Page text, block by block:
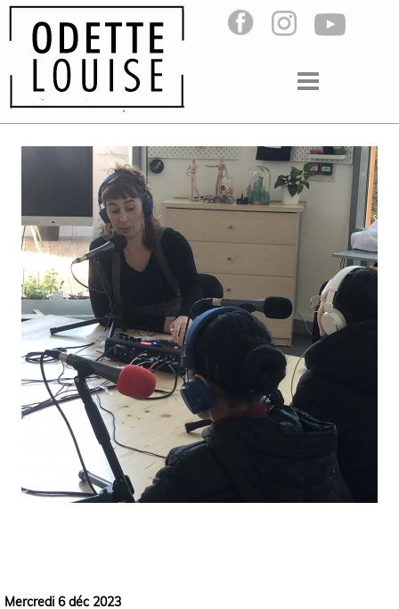
Mercredi 6 déc 2023